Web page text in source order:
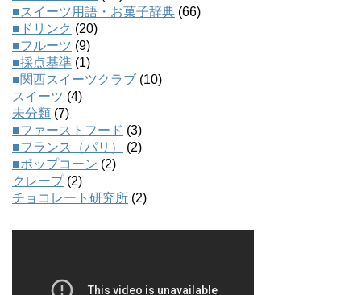
■スイーツ用語・お菓子辞典 (66)
■ドリンク (20)
■フルーツ (9)
■採点基準 (1)
■関西スイーツクラブ (10)
スイーツ (4)
未分類 (7)
■ファーストフード (3)
■フランス（パリ）
(2)
■ポップコーン (2)
クレープ(2)
チョコレート研究所 (2)